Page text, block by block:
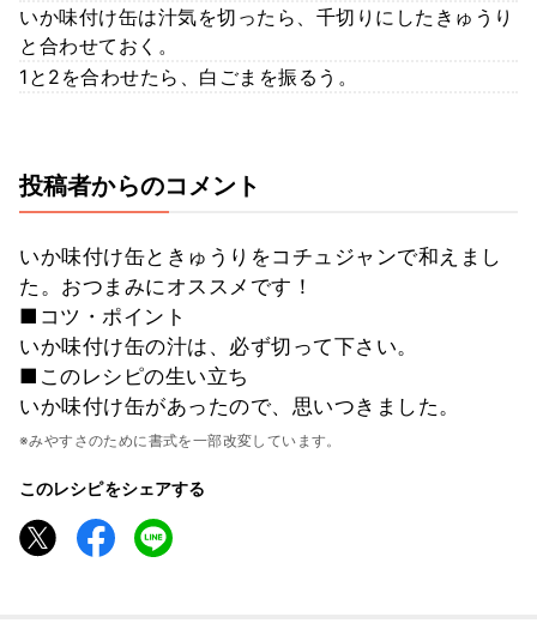
いか味付け缶は汁気を切ったら、千切りにしたきゅうり
と合わせておく。
1と2を合わせたら、白ごまを振るう。
投稿者からのコメント
いか味付け缶ときゅうりをコチュジャンで和えまし
た。おつまみにオススメです！
■コツ・ポイント
いか味付け缶の汁は、必ず切って下さい。
■このレシピの生い立ち
いか味付け缶があったので、思いつきました。
※みやすさのために書式を一部改変しています。
このレシピをシェアする